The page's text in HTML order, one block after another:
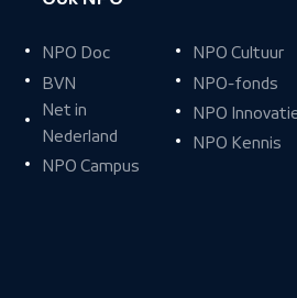
NPO Doc
BVN
Net in
Nederland
NPO Campus
NPO Cultuur
NPO-fonds
NPO
NPO Kennis